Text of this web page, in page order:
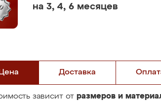
на 3, 4, 6 месяцев
Цена Доставка
зависит от размеров и